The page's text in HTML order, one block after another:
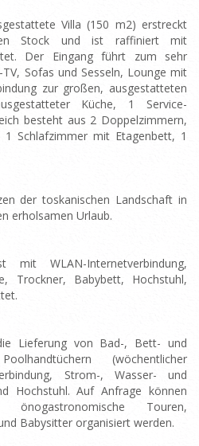
Villa (150 m2) erstreckt
Stock und ist raffiniert mit
Der Eingang führt zum sehr
Sofas und Sesseln, Lounge mit
zur großen, ausgestatteten
Küche, 1 Service-
besteht aus 2 Doppelzimmern,
Schlafzimmer mit Etagenbett, 1
der toskanischen Landschaft in
erholsamen Urlaub.
WLAN-Internetverbindung,
Trockner, Babybett, Hochstuhl,
Lieferung von Bad-, Bett- und
(wöchentlicher
Strom-, Wasser- und
Hochstuhl. Auf Anfrage können
önogastronomische Touren,
Babysitter organisiert werden.